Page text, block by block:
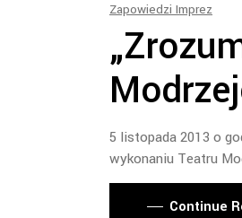
Zapowiedzi Imprez
5 listopada 2013 o
wykonaniu Teatru
Continue